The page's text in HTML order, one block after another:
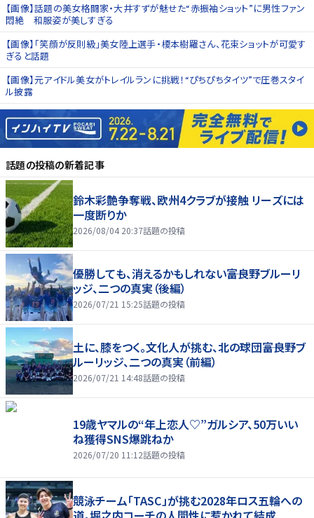
【画像】話題の美女格闘家・大井すずが魅せた“赤振袖ショット”に男性ファン
悶絶 和服姿が美しすぎる
【画像】「笑顔が反則級」美女陸上選手・榎本樹羅さん、花束ショットが可愛す
ぎると話題
【画像】元アイドル美女がトレイルランに挑戦！“ぴちぴちタイツ”で圧巻スタイ
ル披露
話題の投稿の新着記事
鈴木彩艶争奪戦、欧州4クラブが接触 リーズには
一度断りか
2026/08/04 20:37話題の投稿
優勝しても、消えるかもしれない――富良野ブルーリ
ッジ、二つの真実（後編）
2026/07/21 15:25話題の投稿
土に、膝をつく。文化人が挑む、北の球団――富良野ブ
ルーリッジ、二つの真実（前編）
2026/07/21 14:48話題の投稿
19歳ヤマルの“年上恋人♡”ガルシア、50万いい
ね獲得SNS爆跳ねか
2026/07/20 11:12話題の投稿
競泳チーム「TASC」が挑む2028年ロス五輪への